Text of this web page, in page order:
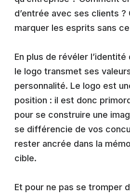
d’entrée avec ses clients ?
marquer les esprits sans
En plus de révéler l’identité
le logo transmet ses
personnalité. Le logo est
position : il est donc
pour se construire une
se différencie de vos
rester ancrée dans la
cible.
Et pour ne pas se tromper